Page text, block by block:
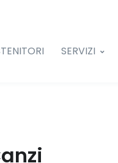
SERVIZI